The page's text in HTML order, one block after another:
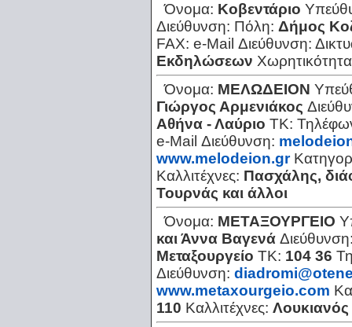
Όνομα: Κοβεντάριο
Διεύθυνση: Πόλη: Δήμος
FAX: e-Mail Διεύθυνση:
Εκδηλώσεων
Όνομα: ΜΕΛΩΔΕΙΟΝ
Γιώργος Αρμενιάκος
Αθήνα - Λαύριο ΤΚ:
e-Mail Διεύθυνση:
www.melodeion.gr
Καλλιτέχνες: Πασχάλης,
Τουρνάς και άλλοι
Όνομα: ΜΕΤΑΞΟΥΡΓΕΙΟ
και Άννα Βαγενά
Μεταξουργείο ΤΚ: 104 36
Διεύθυνση:
www.metaxourgeio.com
110 Καλλιτέχνες: